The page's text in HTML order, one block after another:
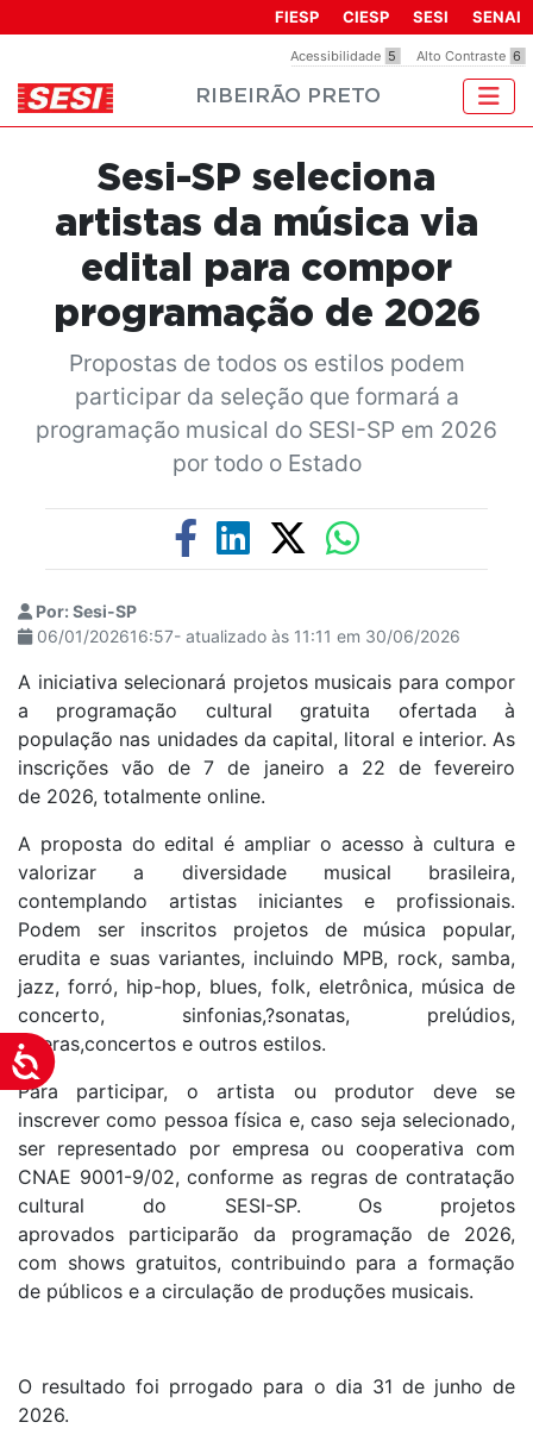
inclui
um
acessibilidade.
Acessibilidade
Acessibilidade 5 Alto Contraste 6
FIESP CIESP SESI SENAI
RIBEIRÃO PRETO
Sesi-SP seleciona
artistas da música via
edital para compor
programação de 2026
Propostas de todos os estilos podem
participar da seleção que formará a
programação musical do SESI-SP em 2026
por todo o Estado
Por: Sesi-SP
06/01/202616:57- atualizado às 11:11 em 30/06/2026
A iniciativa selecionará projetos musicais para compor
a programação cultural gratuita ofertada à
população nas unidades da capital, litoral e interior. As
inscrições vão de 7 de janeiro a 22 de fevereiro
de 2026, totalmente online.
A proposta do edital é ampliar o acesso à cultura e
valorizar a diversidade musical brasileira,
contemplando artistas iniciantes e profissionais.
Podem ser inscritos projetos de música popular,
erudita e suas variantes, incluindo MPB, rock, samba,
jazz, forró, hip-hop, blues, folk, eletrônica, música de
concerto, sinfonias,?sonatas, prelúdios,
óperas,concertos e outros estilos.
Para participar, o artista ou produtor deve se
inscrever como pessoa física e, caso seja selecionado,
ser representado por empresa ou cooperativa com
CNAE 9001-9/02, conforme as regras de contratação
cultural do SESI-SP. Os projetos
aprovados participarão da programação de 2026,
com shows gratuitos, contribuindo para a formação
de públicos e a circulação de produções musicais.
O resultado foi prrogado para o dia 31 de junho de
2026.